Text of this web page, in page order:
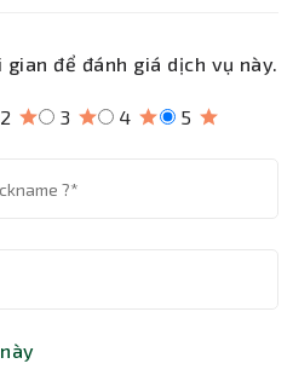
để đánh giá dịch vụ này.
2 3 4 5